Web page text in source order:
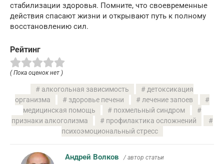
стабилизации здоровья. Помните, что своевременные
действия спасают жизни и открывают путь к полному
восстановлению сил.
Рейтинг
( Пока оценок нет )
алкогольная зависимость
детоксикация
организма
здоровье печени
лечение запоев
медицинская помощь
похмельный синдром
признаки алкоголизма
профилактика осложнений
психоэмоциональный стресс
Андрей Волков / автор статьи